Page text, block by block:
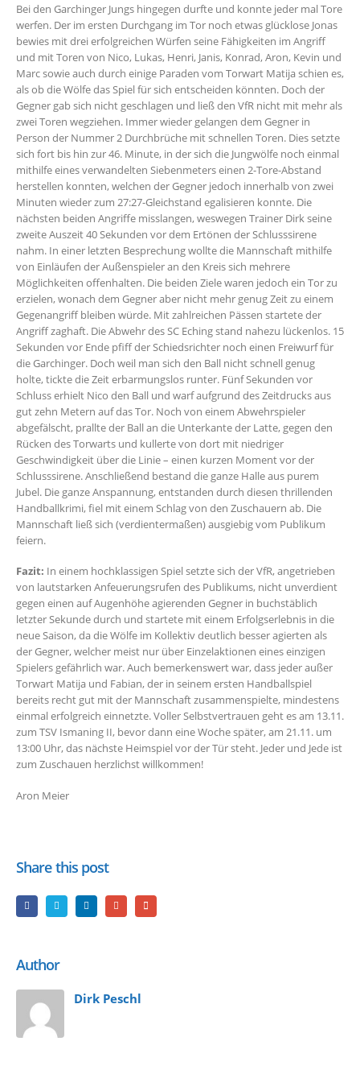
Bei den Garchinger Jungs hingegen durfte und konnte jeder mal Tore
werfen. Der im ersten Durchgang im Tor noch etwas glücklose Jonas
bewies mit drei erfolgreichen Würfen seine Fähigkeiten im Angriff
und mit Toren von Nico, Lukas, Henri, Janis, Konrad, Aron, Kevin und
Marc sowie auch durch einige Paraden vom Torwart Matija schien es,
als ob die Wölfe das Spiel für sich entscheiden könnten. Doch der
Gegner gab sich nicht geschlagen und ließ den VfR nicht mit mehr als
zwei Toren wegziehen. Immer wieder gelangen dem Gegner in
Person der Nummer 2 Durchbrüche mit schnellen Toren. Dies setzte
sich fort bis hin zur 46. Minute, in der sich die Jungwölfe noch einmal
mithilfe eines verwandelten Siebenmeters einen 2-Tore-Abstand
herstellen konnten, welchen der Gegner jedoch innerhalb von zwei
Minuten wieder zum 27:27-Gleichstand egalisieren konnte. Die
nächsten beiden Angriffe misslangen, weswegen Trainer Dirk seine
zweite Auszeit 40 Sekunden vor dem Ertönen der Schlusssirene
nahm. In einer letzten Besprechung wollte die Mannschaft mithilfe
von Einläufen der Außenspieler an den Kreis sich mehrere
Möglichkeiten offenhalten. Die beiden Ziele waren jedoch ein Tor zu
erzielen, wonach dem Gegner aber nicht mehr genug Zeit zu einem
Gegenangriff bleiben würde. Mit zahlreichen Pässen startete der
Angriff zaghaft. Die Abwehr des SC Eching stand nahezu lückenlos. 15
Sekunden vor Ende pfiff der Schiedsrichter noch einen Freiwurf für
die Garchinger. Doch weil man sich den Ball nicht schnell genug
holte, tickte die Zeit erbarmungslos runter. Fünf Sekunden vor
Schluss erhielt Nico den Ball und warf aufgrund des Zeitdrucks aus
gut zehn Metern auf das Tor. Noch von einem Abwehrspieler
abgefälscht, prallte der Ball an die Unterkante der Latte, gegen den
Rücken des Torwarts und kullerte von dort mit niedriger
Geschwindigkeit über die Linie – einen kurzen Moment vor der
Schlusssirene. Anschließend bestand die ganze Halle aus purem
Jubel. Die ganze Anspannung, entstanden durch diesen thrillenden
Handballkrimi, fiel mit einem Schlag von den Zuschauern ab. Die
Mannschaft ließ sich (verdientermaßen) ausgiebig vom Publikum
feiern.
Fazit: In einem hochklassigen Spiel setzte sich der VfR, angetrieben
von lautstarken Anfeuerungsrufen des Publikums, nicht unverdient
gegen einen auf Augenhöhe agierenden Gegner in buchstäblich
letzter Sekunde durch und startete mit einem Erfolgserlebnis in die
neue Saison, da die Wölfe im Kollektiv deutlich besser agierten als
der Gegner, welcher meist nur über Einzelaktionen eines einzigen
Spielers gefährlich war. Auch bemerkenswert war, dass jeder außer
Torwart Matija und Fabian, der in seinem ersten Handballspiel
bereits recht gut mit der Mannschaft zusammenspielte, mindestens
einmal erfolgreich einnetzte. Voller Selbstvertrauen geht es am 13.11.
zum TSV Ismaning II, bevor dann eine Woche später, am 21.11. um
13:00 Uhr, das nächste Heimspiel vor der Tür steht. Jeder und Jede ist
zum Zuschauen herzlichst willkommen!
Aron Meier
Share this post
Author
Dirk Peschl